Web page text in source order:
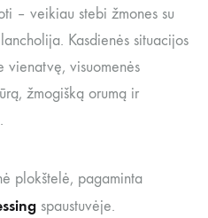
– veikiau stebi žmones su
Kasdienės situacijos
vienatvę, visuomenės
žmogišką orumą ir
plokštelė, pagaminta
spaustuvėje.